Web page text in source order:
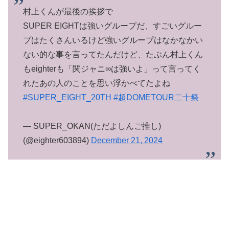
村上くんが最後の挨拶で
SUPER EIGHTは強いグループだ、すごいグルー
プはたくさんいるけど強いグループはなかなかい
ない的な事を言ってたんだけど、たぶん村上くん
もeighterも「関ジャニ∞は強いよ」って言ってく
れたあの人のことを思い浮かべてたよね
#SUPER_EIGHT_20TH #超DOMETOUR二十祭
— SUPER_OKAN(ただよしんご推し)
(@eighter603894) December 21, 2024